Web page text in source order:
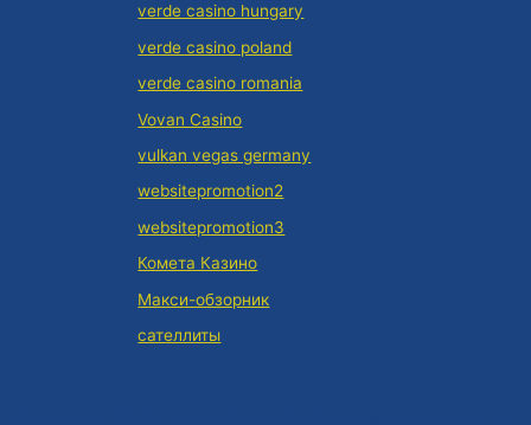
verde casino hungary
verde casino poland
verde casino romania
Vovan Casino
vulkan vegas germany
websitepromotion2
websitepromotion3
Комета Казино
Макси-обзорник
сателлиты